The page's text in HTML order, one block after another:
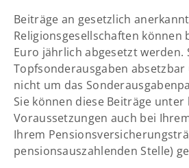
Beiträge an gesetzlich
Religionsgesellschaften können
Euro jährlich abgesetzt werden.
Topfsonderausgaben
nicht um das
Sie können diese Beiträge
Voraussetzungen auch bei
Ihrem
pensionsauszahlenden Stelle)